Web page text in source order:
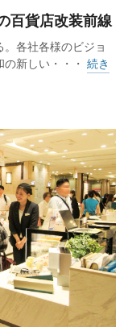
百貨店改装前線
各社各様のビジョ
新しい・・・ 続き